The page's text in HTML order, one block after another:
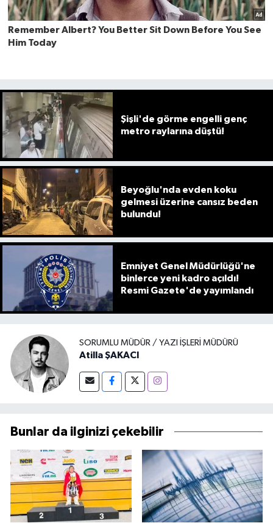
Şişli'de görme engelli genç
metro raylarına düştü!
Beyoğlu'nda evden koku
gelmesi üzerine cansız beden
bulundu!
Emniyet Genel Müdürlüğü'ne
binlerce yeni kadro açıldı!
Resmi Gazete'de yayımlandı
SORUMLU MÜDÜR / YAZI İŞLERI MÜDÜRÜ
Atilla ŞAKACI
Bunlar da ilginizi çekebilir